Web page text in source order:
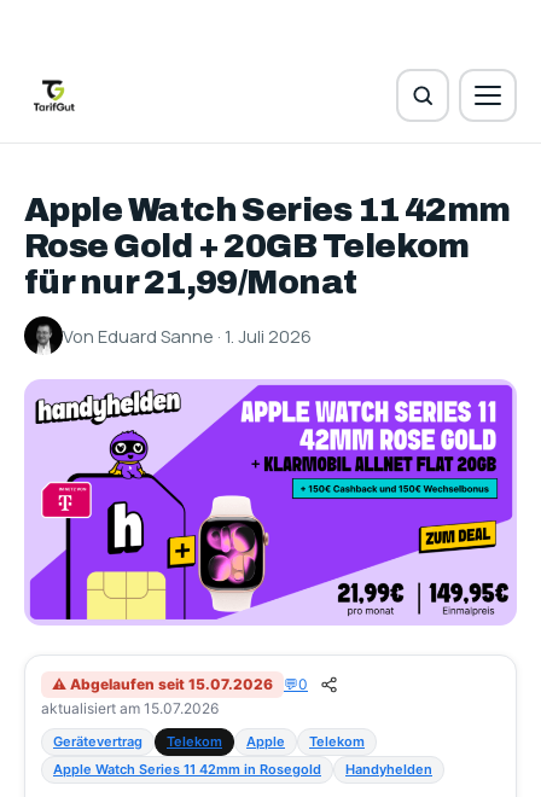
Apple Watch Series 11 42mm
Rose Gold + 20GB Telekom
für nur 21,99/Monat
Von Eduard Sanne · 1. Juli 2026
⚠ Abgelaufen seit 15.07.2026 💬0
aktualisiert am 15.07.2026
Gerätevertrag Telekom Apple
Telekom
Apple Watch Series 11 42mm in Rosegold
Handyhelden